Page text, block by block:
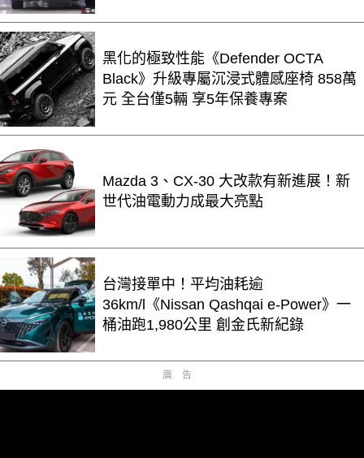
黑化的極致性能《Defender OCTA
Black》升級專屬沉浸式體感座椅 858萬
元 全台僅5輛 享5年保養專案
Mazda 3、CX-30 大改款有新進展！新
世代油電動力成最大亮點
台灣接單中！平均油耗逾
36km/l《Nissan Qashqai e-Power》一
桶油跑1,980公里 創金氏新紀錄
廣告